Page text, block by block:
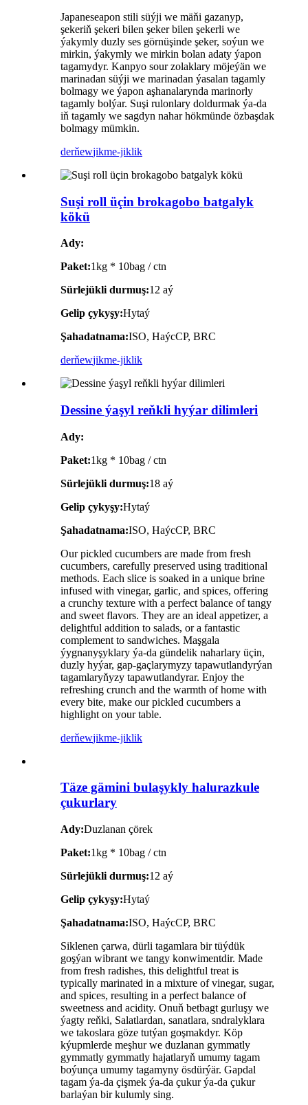
Japaneseapon stili süýji we mäňi gazanyp,
şekeriň şekeri bilen şeker bilen şekerli we
ýakymly duzly ses görnüşinde şeker, soýun we
mirkin, ýakymly we mirkin bolan adaty ýapon
tagamydyr. Kanpyo sour zolaklary möjeýän we
marinadan süýji we marinadan ýasalan tagamly
bolmagy we ýapon aşhanalarynda marinorly
tagamly bolýar. Suşi rulonlary doldurmak ýa-da
iň tagamly we sagdyn nahar hökmünde özbaşdak
bolmagy mümkin.
derňewjikme-jiklik
Suşi roll üçin brokagobo batgalyk
kökü
Ady:
Paket:1kg * 10bag / ctn
Sürlejükli durmuş:12 aý
Gelip çykyşy:Hytaý
Şahadatnama:ISO, HaýcCP, BRC
derňewjikme-jiklik
Dessine ýaşyl reňkli hyýar dilimleri
Ady:
Paket:1kg * 10bag / ctn
Sürlejükli durmuş:18 aý
Gelip çykyşy:Hytaý
Şahadatnama:ISO, HaýcCP, BRC
Our pickled cucumbers are made from fresh
cucumbers, carefully preserved using traditional
methods. Each slice is soaked in a unique brine
infused with vinegar, garlic, and spices, offering
a crunchy texture with a perfect balance of tangy
and sweet flavors. They are an ideal appetizer, a
delightful addition to salads, or a fantastic
complement to sandwiches. Maşgala
ýygnanyşyklary ýa-da gündelik naharlary üçin,
duzly hyýar, gap-gaçlarymyzy tapawutlandyrýan
tagamlaryňyzy tapawutlandyrar. Enjoy the
refreshing crunch and the warmth of home with
every bite, make our pickled cucumbers a
highlight on your table.
derňewjikme-jiklik
Täze gämini bulaşykly halurazkule
çukurlary
Ady:Duzlanan çörek
Paket:1kg * 10bag / ctn
Sürlejükli durmuş:12 aý
Gelip çykyşy:Hytaý
Şahadatnama:ISO, HaýcCP, BRC
Siklenen çarwa, dürli tagamlara bir tüýdük
goşýan wibrant we tangy konwimentdir. Made
from fresh radishes, this delightful treat is
typically marinated in a mixture of vinegar, sugar,
and spices, resulting in a perfect balance of
sweetness and acidity. Onuň betbagt gurluşy we
ýagty reňki, Salatlardan, sanatlara, sndralyklara
we takoslara göze tutýan goşmakdyr. Köp
kýupmlerde meşhur we duzlanan gymmatly
gymmatly gymmatly hajatlaryň umumy tagam
boýunça umumy tagamyny ösdürýär. Gapdal
tagam ýa-da çişmek ýa-da çukur ýa-da çukur
barlaýan bir kulumly sing.